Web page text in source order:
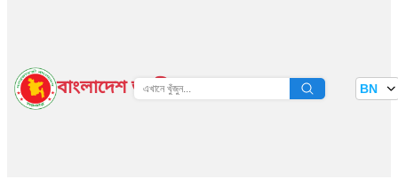
বাংলাদেশ জাতীয় তথ্য বাতায়ন BN